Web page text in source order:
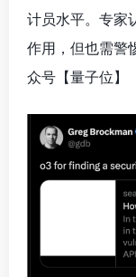
计员水平。专家
作用，但也需警
众号【量子位】